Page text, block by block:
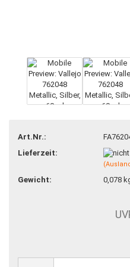
Art.Nr.:
Lieferzeit:
Gewicht: 0,078